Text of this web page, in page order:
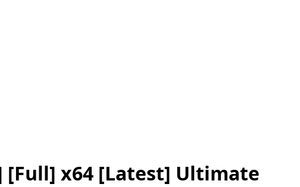
[Full] x64 [Latest] Ultimate